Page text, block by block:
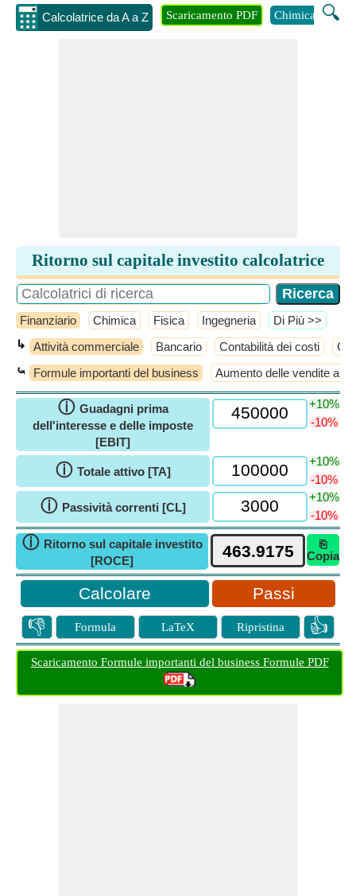
Calcolatrice da A a Z 🔍
Scaricamento PDF Chimica
Ritorno sul capitale investito calcolatrice
Finanziario Chimica Fisica Ingegneria ​Di Più >>
↳ Attività commerciale Bancario Contabilità dei costi
⤿ Formule importanti del business Aumento delle vendite al
ⓘ Guadagni prima
dell'interesse e delle imposte
[EBIT]
+10%
-10%
ⓘ Totale attivo [TA]
+10%
-10%
ⓘ Passività correnti [CL]
+10%
-10%
ⓘ Ritorno sul capitale investito
[ROCE]
⎘
Copia
Passi
👎 Formula LaTeX Ripristina 👍
Scaricamento Formule importanti del business Formule PDF